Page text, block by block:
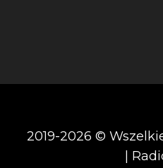
2019-2026 ©
|